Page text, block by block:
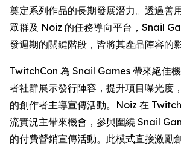
奠定系列作品的長期發展潛力。透過善
眾群及 Noiz 的任務導向平台，Snail
發週期的關鍵階段，皆將其產品陣容的
TwitchCon 為 Snail Games 帶來絕佳
者社群展示發行陣容，提升項目曝光度
的創作者主導宣傳活動。Noiz 在
流實況主帶來機會，參與圍繞 Snail
的付費營銷宣傳活動。此模式直接激勵